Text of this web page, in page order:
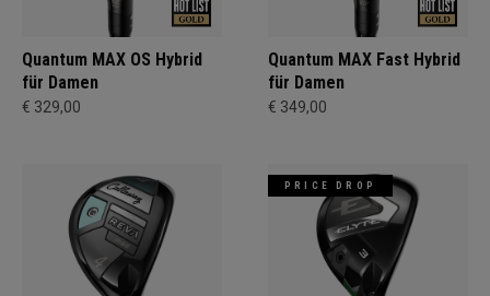
Quantum MAX OS Hybrid
für Damen
€ 329,00
Quantum MAX Fast Hybrid
für Damen
€ 349,00
PRICE DROP